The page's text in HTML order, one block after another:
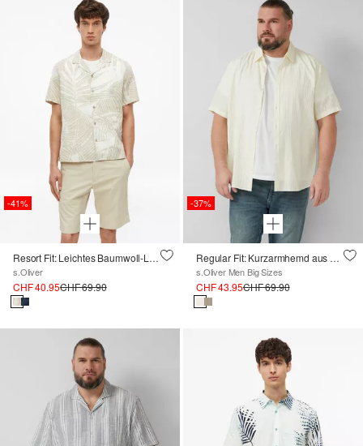
-41%
Resort Fit: Leichtes Baumwoll-Leinen-Hemd mit All-over-Print
s.Oliver
CHF 40.95CHF 69.90
-37%
Regular Fit: Kurzarmhemd aus Baumwolle
s.Oliver Men Big Sizes
CHF 43.95CHF 69.90